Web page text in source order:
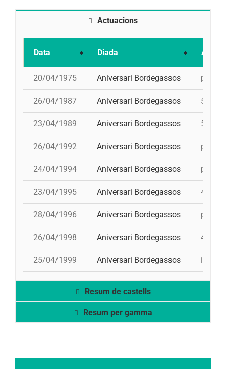
Actuacions
Data Diada
20/04/1975 Aniversari Bordegassos pd5,
26/04/1987 Aniversari Bordegassos 5d7,
23/04/1989 Aniversari Bordegassos 5d7,
26/04/1992 Aniversari Bordegassos pd5,
24/04/1994 Aniversari Bordegassos pd5,
23/04/1995 Aniversari Bordegassos 4d8,
28/04/1996 Aniversari Bordegassos pd5,
26/04/1998 Aniversari Bordegassos 4d8,
25/04/1999 Aniversari Bordegassos i 3d8,
Resum de castells
Resum per gamma